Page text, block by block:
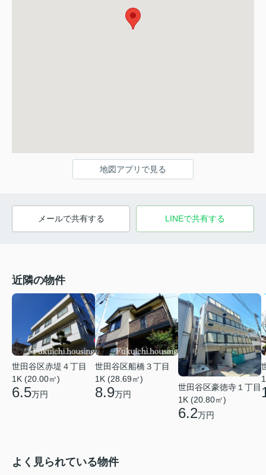
地図アプリで見る
メールで共有する LINEで共有する
近隣の物件
世田谷区赤堤４丁目
1K (20.00㎡)
6.5万円
世田谷区船橋３丁目
1K (28.69㎡)
8.9万円
世田谷区豪徳寺１丁目
1K (20.80㎡)
6.2万円
よく見られている物件